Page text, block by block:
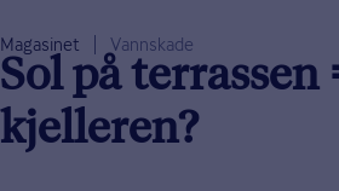
Magasinet Vannskade
Sol på terrassen
kjelleren?